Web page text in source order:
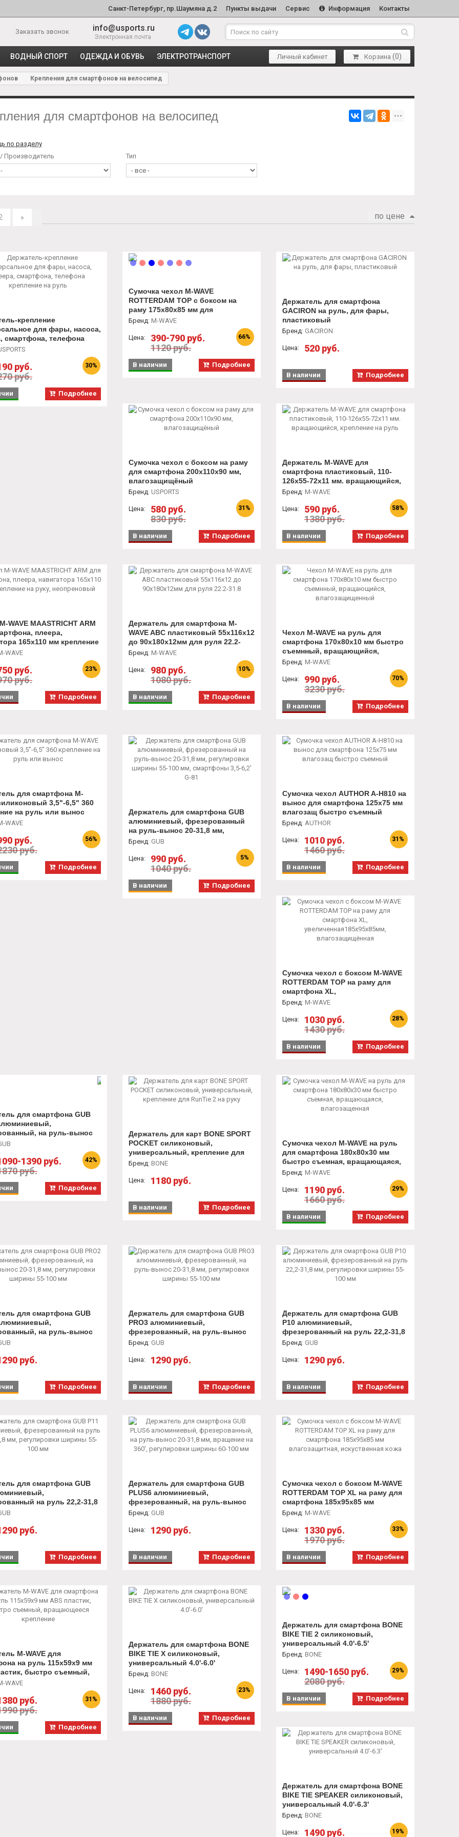
Санкт-Петербург, пр.Шаумяна д.2 Пункты выдачи Сервис Информация Контакты
Заказать звонок info@usports.ru
Электронная почта
ВОДНЫЙ СПОРТ ОДЕЖДА И ОБУВЬ ЭЛЕКТРОТРАНСПОРТ Личный кабинет Корзина (0)
Крепления для смартфонов на велосипед
для смартфонов на велосипед
по разделу
Производитель
Тип
по цене
»
крепление
для фары, насоса,
смартфона, телефона
на руль
руб.
руб.
30%
Подробнее
Сумочка чехол M-WAVE
ROTTERDAM TOP с боксом на
раму 175х80х85 мм для
смартфона L, влагозащищенный
Бренд: M-WAVE
Цена:
390-790 руб.
1120 руб.
66%
Подробнее
В наличии
Держатель для смартфона
GACIRON на руль, для фары,
пластиковый
Бренд: GACIRON
Цена: 520 руб.
Подробнее
В наличии
Сумочка чехол с боксом на раму
для смартфона 200х110х90 мм,
влагозащищёный
Бренд: USPORTS
Цена:
580 руб.
830 руб.
31%
Подробнее
В наличии
Держатель M-WAVE для
смартфона пластиковый, 110-
126х55-72х11 мм. вращающийся,
крепление на руль
Бренд: M-WAVE
Цена:
590 руб.
1380 руб.
58%
Подробнее
В наличии
WAVE MAASTRICHT ARM
плеера,
165х110 мм крепление
неопреновый
WAVE
руб.
руб.
23%
Подробнее
Держатель для смартфона M-
WAVE ABC пластиковый 55х116х12
до 90х180х12мм для руля 22.2-
31.8
Бренд: M-WAVE
Цена:
980 руб.
1080 руб.
10%
Подробнее
В наличии
Чехол M-WAVE на руль для
смартфона 170х80х10 мм быстро
съемнный, вращающийся,
влагозащищенный
Бренд: M-WAVE
Цена:
990 руб.
3230 руб.
70%
Подробнее
В наличии
для смартфона M-
3,5"-6,5" 360
на руль или вынос
WAVE
руб.
руб.
56%
Подробнее
Держатель для смартфона GUB
алюминиевый, фрезерованный
на руль-вынос 20-31,8 мм,
регулировки ширины 55-100 мм,
Бренд: GUB
Цена:
990 руб.
1040 руб.
5%
Подробнее
В наличии
Сумочка чехол AUTHOR A-H810 на
вынос для смартфона 125х75 мм
влагозащ быстро съемный
Бренд: AUTHOR
Цена:
1010 руб.
1460 руб.
31%
Подробнее
В наличии
Сумочка чехол с боксом M-WAVE
ROTTERDAM TOP на раму для
смартфона XL,
увеличенная185х95х85мм,
Бренд: M-WAVE
Цена:
1030 руб.
1430 руб.
28%
Подробнее
В наличии
для смартфона GUB
на руль-вынос
мм, регулировки ширины
1390 руб.
руб.
42%
Подробнее
Держатель для карт BONE SPORT
POCKET силиконовый,
универсальный, крепление для
RunTie 2 на руку
Бренд: BONE
Цена: 1180 руб.
Подробнее
В наличии
Сумочка чехол M-WAVE на руль
для смартфона 180х80х30 мм
быстро съемная, вращающаяся,
влагозащенная
Бренд: M-WAVE
Цена:
1190 руб.
1660 руб.
29%
Подробнее
В наличии
для смартфона GUB
на руль-вынос
мм, регулировки ширины
руб.
Подробнее
Держатель для смартфона GUB
PRO3 алюминиевый,
фрезерованный, на руль-вынос
20-31,8 мм, регулировки ширины
Бренд: GUB
Цена: 1290 руб.
Подробнее
В наличии
Держатель для смартфона GUB
P10 алюминиевый,
фрезерованный на руль 22,2-31,8
мм, регулировки ширины 55-100
Бренд: GUB
Цена: 1290 руб.
Подробнее
В наличии
для смартфона GUB
на руль 22,2-31,8
ширины 55-100
руб.
Подробнее
Держатель для смартфона GUB
PLUS6 алюминиевый,
фрезерованный, на руль-вынос
20-31,8 мм, вращение на 360',
Бренд: GUB
Цена: 1290 руб.
Подробнее
В наличии
Сумочка чехол с боксом M-WAVE
ROTTERDAM TOP XL на раму для
смартфона 185х95х85 мм
влагозащитная, искуственная
Бренд: M-WAVE
Цена:
1330 руб.
1970 руб.
33%
Подробнее
В наличии
M-WAVE для
на руль 115х59х9 мм
быстро съемный,
крепление
WAVE
руб.
руб.
31%
Подробнее
Держатель для смартфона BONE
BIKE TIE X силиконовый,
универсальный 4.0'-6.0'
Бренд: BONE
Цена:
1460 руб.
1880 руб.
23%
Подробнее
В наличии
Держатель для смартфона BONE
BIKE TIE 2 силиконовый,
универсальный 4.0'-6.5'
Бренд: BONE
Цена:
1490-1650 руб.
2080 руб.
29%
Подробнее
В наличии
Держатель для смартфона BONE
BIKE TIE SPEAKER силиконовый,
универсальный 4.0'-6.3'
Бренд: BONE
Цена: 1490 руб. 19%